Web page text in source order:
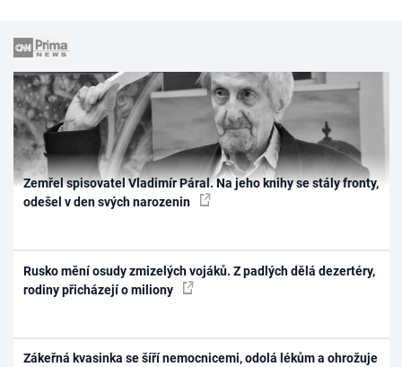
Zemřel spisovatel Vladimír Páral. Na jeho knihy se stály fronty,
odešel v den svých narozenin
Rusko mění osudy zmizelých vojáků. Z padlých dělá dezertéry,
rodiny přicházejí o miliony
Zákeřná kvasinka se šíří nemocnicemi, odolá lékům a ohrožuje